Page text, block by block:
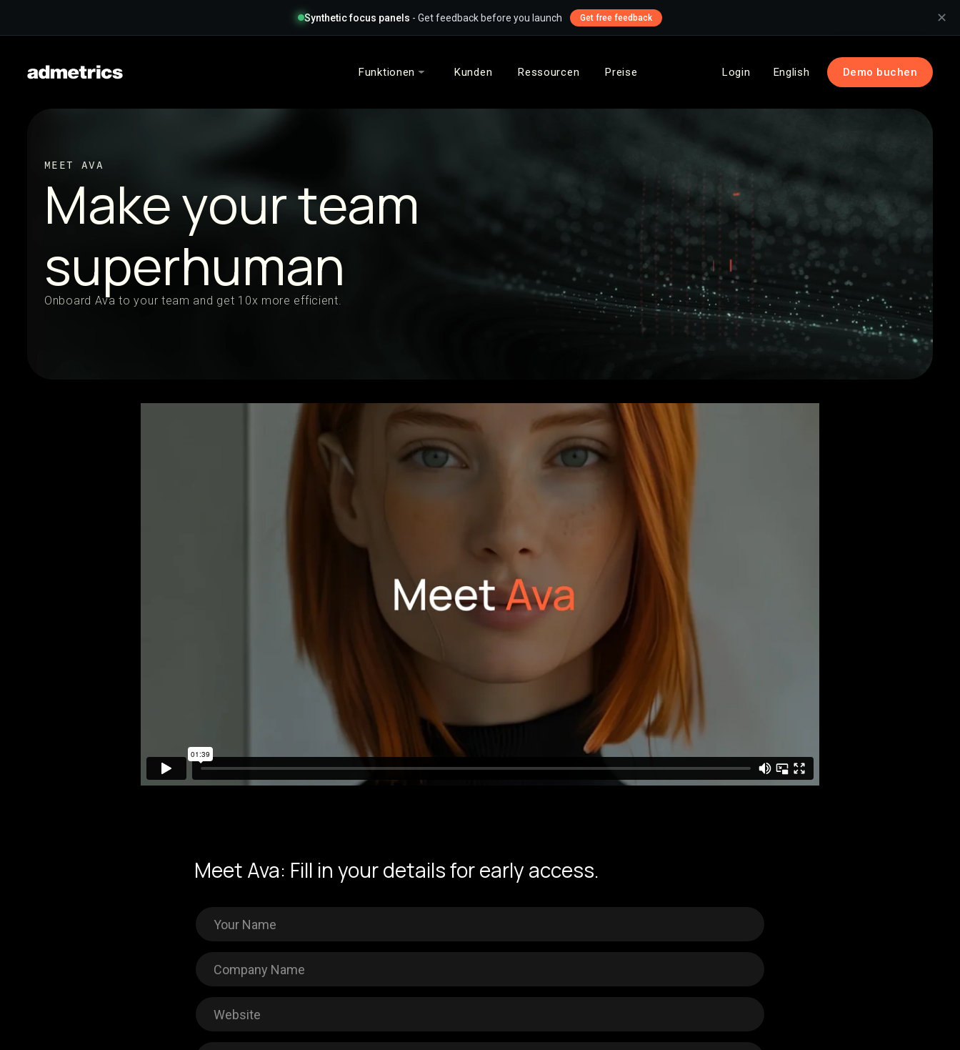
Synthetic focus panels - Get feedback before you launch Get free feedback ✕
Funktionen Kunden Ressourcen Preise Login English Demo buchen
MEET AVA
Make your team
superhuman
Onboard Ava to your team and get 10x more efficient.
Meet Ava: Fill in your details for early access.